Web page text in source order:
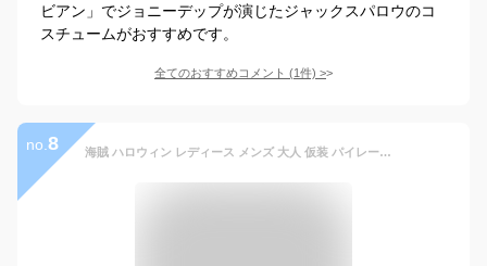
ビアン」でジョニーデップが演じたジャックスパロウのコ
スチュームがおすすめです。
全てのおすすめコメント (1件) >
no. 8 海賊 ハロウィン レディース メンズ 大人 仮装 パイレーツ おもしろ コスプレ 衣装 船長 頭巾 ベスト シャツ パンツ スカート なりきり コス キャラクター カリビアン カッコイイ 大人用 おしゃれ 文化祭 学園祭 イベント 仮装大会 舞台 演出